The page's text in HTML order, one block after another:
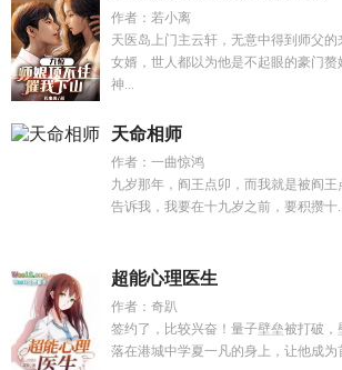
作者：若小离
天医岛上门主云轩，无意中得到师父
女婿，世人都以为他是不起眼的豪门
神...
天命相师
作者：一曲惊鸿
九岁那年，阎王点卯，而我就是被阎
告诉我，我要在十九岁之前，要积攒十
超能心理医生
作者：奇趴
签约了，比较兴奋！量子壁垒被打破，
落在港城中学夏一凡的身上，让他成为